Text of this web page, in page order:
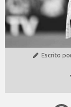
Escrito